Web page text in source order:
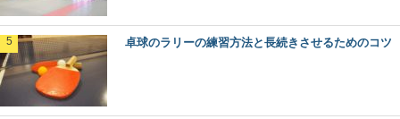
卓球のラリーの練習方法と長続きさせるためのコツ